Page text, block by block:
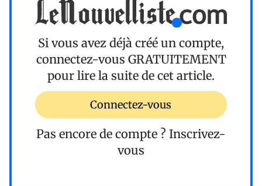
Si vous avez déjà créé un compte,
connectez-vous GRATUITEMENT
pour lire la suite de cet article.
Connectez-vous
Pas encore de compte ? Inscrivez-
vous